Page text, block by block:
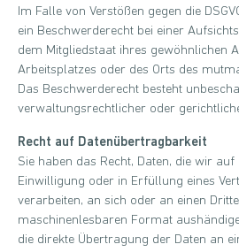
Im Falle von Verstößen gegen die
ein Beschwerderecht bei einer
dem Mitgliedstaat ihres gewöhnlichen
Arbeitsplatzes oder des Orts des
Das Beschwerderecht besteht
verwaltungsrechtlicher oder
Recht auf Datenübertragbarkeit
Sie haben das Recht, Daten, die wir
Einwilligung oder in Erfüllung eines
verarbeiten, an sich oder an einen
maschinenlesbaren Format
die direkte Übertragung der Daten an